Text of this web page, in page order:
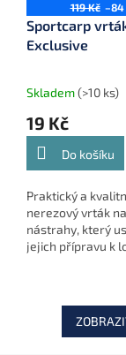
119 Kč –84
Sportcarp
Exclusive
Skladem(>10 ks)
19 Kč
Do košíku
Praktický a
nerezový vrták na
nástrahy, který
jejich přípravu k